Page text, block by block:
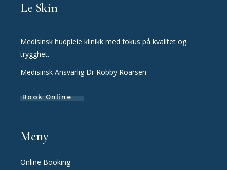
Le Skin
Medisinsk hudpleie klinikk med fokus på kvalitet og
trygghet.
Medisinsk Ansvarlig Dr Robby Roarsen
Book Online
Meny
Online Booking